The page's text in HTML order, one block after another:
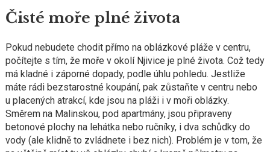
Čisté moře plné života
Pokud nebudete chodit přímo na oblázkové pláže v centru,
počítejte s tím, že moře v okolí Njivice je plné života. Což tedy
má kladné i záporné dopady, podle úhlu pohledu. Jestliže
máte rádi bezstarostné koupání, pak zůstaňte v centru nebo
u placených atrakcí, kde jsou na pláži i v moři oblázky.
Směrem na Malinskou, pod apartmány, jsou připraveny
betonové plochy na lehátka nebo ručníky, i dva schůdky do
vody (ale klidně to zvládnete i bez nich). Problém je v tom, že